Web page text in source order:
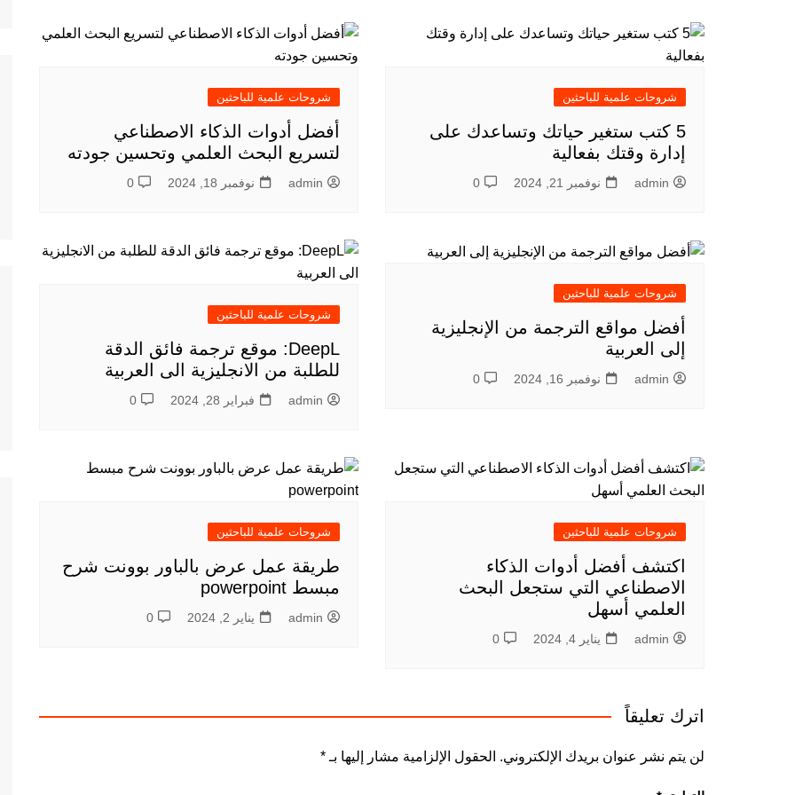
شروحات علمية للباحثين
5 كتب ستغير حياتك وتساعدك على
إدارة وقتك بفعالية
admin نوفمبر 21, 2024 0
شروحات علمية للباحثين
أفضل أدوات الذكاء الاصطناعي
لتسريع البحث العلمي وتحسين جودته
admin نوفمبر 18, 2024 0
شروحات علمية للباحثين
أفضل مواقع الترجمة من الإنجليزية
إلى العربية
admin نوفمبر 16, 2024 0
شروحات علمية للباحثين
DeepL: موقع ترجمة فائق الدقة
للطلبة من الانجليزية الى العربية
admin فبراير 28, 2024 0
شروحات علمية للباحثين
اكتشف أفضل أدوات الذكاء
الاصطناعي التي ستجعل البحث
العلمي أسهل
admin يناير 4, 2024 0
شروحات علمية للباحثين
طريقة عمل عرض بالباور بوونت شرح
مبسط powerpoint
admin يناير 2, 2024 0
اترك تعليقاً
لن يتم نشر عنوان بريدك الإلكتروني. الحقول الإلزامية مشار إليها بـ *